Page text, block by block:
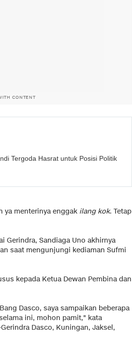
CONTENT
Tergoda Hasrat untuk Posisi Politik
ya menterinya enggak ilang kok. Tetap
Gerindra, Sandiaga Uno akhirnya
saat mengunjungi kediaman Sufmi
kepada Ketua Dewan Pembina dan
Dasco, saya sampaikan beberapa
ini, mohon pamit," kata
Dasco, Kuningan, Jaksel,